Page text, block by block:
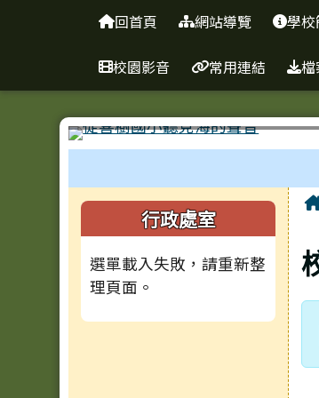
臺南市南區喜樹國
回首頁 網站導覽 學
校園影音 常用連結
左邊區域內容
行政處室
選單載入失敗，請重新整
理頁面。
頁尾區域